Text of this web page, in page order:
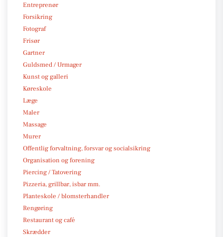
Entreprenør
Forsikring
Fotograf
Frisør
Gartner
Guldsmed / Urmager
Kunst og galleri
Køreskole
Læge
Maler
Massage
Murer
Offentlig forvaltning, forsvar og socialsikring
Organisation og forening
Piercing / Tatovering
Pizzeria, grillbar, isbar mm.
Planteskole / blomsterhandler
Rengøring
Restaurant og café
Skrædder